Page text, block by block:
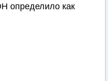
определило как